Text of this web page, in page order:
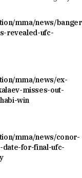
mma/news/
revealed-ufc-
mma/news/ex-
misses-out-
win
mma/news/conor-
for-final-ufc-